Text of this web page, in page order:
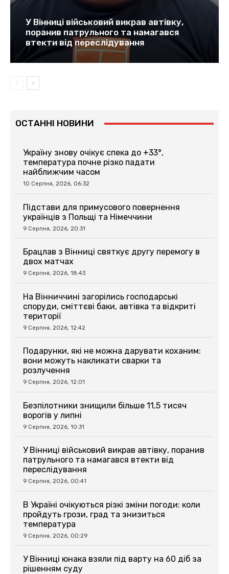
У Вінниці військовий викрав автівку,
поранив патрульного та намагався
втекти від переслідування
ОСТАННІ НОВИНИ
Україну знову очікує спека до +33°,
температура почне різко падати
найближчим часом
10 Серпня, 2026, 06:32
Підстави для примусового повернення
українців з Польщі та Німеччини
9 Серпня, 2026, 20:31
Брацлав з Вінниці святкує другу перемогу в
двох матчах
9 Серпня, 2026, 18:43
На Вінниччині загорілись господарські
споруди, сміттєві баки, автівка та відкриті
території
9 Серпня, 2026, 12:42
Подарунки, які не можна дарувати коханим:
вони можуть накликати сварки та
розлучення
9 Серпня, 2026, 12:01
Безпілотники знищили більше 11,5 тисяч
ворогів у липні
9 Серпня, 2026, 10:31
У Вінниці військовий викрав автівку, поранив
патрульного та намагався втекти від
переслідування
9 Серпня, 2026, 00:41
В Україні очікуються різкі зміни погоди: коли
пройдуть грози, град та знизиться
температура
9 Серпня, 2026, 00:29
У Вінниці юнака взяли під варту на 60 діб за
рішенням суду